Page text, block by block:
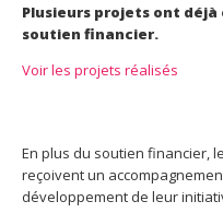
Plusieurs projets ont déjà
soutien financier.
Voir les projets réalisés
En plus du soutien financier,
reçoivent un
développement de leur